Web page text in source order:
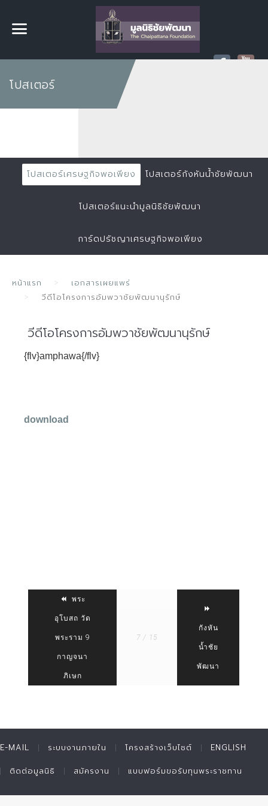
โปสเตอร์
โปสเตอร์เศรษฐกิจพอเพียง โปสเตอร์กังหันน้ำชัยพัฒนา
โปสเตอร์แนะนำมูลนิธิชัยพัฒนา
การ์ดปรัชญาเศรษฐกิจพอเพียง
หน้าแรก
เอกสารเผยแพร่
วีดีโอโครงการอัมพวาชัยพัฒนานุรักษ์
วีดีโอโครงการอัมพวาชัยพัฒนานุรักษ์
{flv}amphawa{/flv}
download
พระ
อุโบสถ วัด
พระราม 9
กาญจนา
ภิเษก
7 / 15
กังหัน
น้ำชัย
พัฒนา
E-MAIL ระบบงานภายใน โครงสร้างเว็บไซต์ ENGLISH
ติดต่อมูลนิธิ สมัครงาน แบบฟอร์มขอรับทุนพระราชทาน